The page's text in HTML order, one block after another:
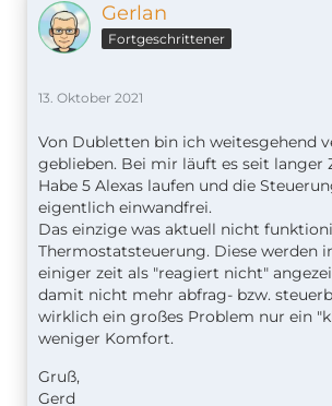
Gerlan
Fortgeschrittener
13. Oktober 2021
Von Dubletten bin ich weitesgehend
geblieben. Bei mir läuft es seit langer
Habe 5 Alexas laufen und die
eigentlich einwandfrei.
Das einzige was aktuell nicht
Thermostatsteuerung. Diese werden
einiger zeit als "reagiert nicht"
damit nicht mehr abfrag- bzw.
wirklich ein großes Problem nur ein
weniger Komfort.
Gruß,
Gerd